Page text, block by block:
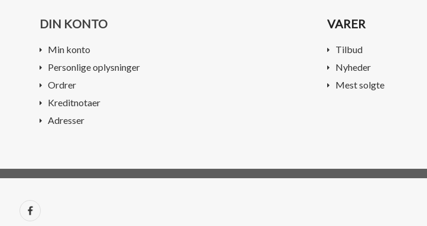
DIN KONTO
Min konto
Personlige oplysninger
Ordrer
Kreditnotaer
Adresser
VARER
Tilbud
Nyheder
Mest solgte